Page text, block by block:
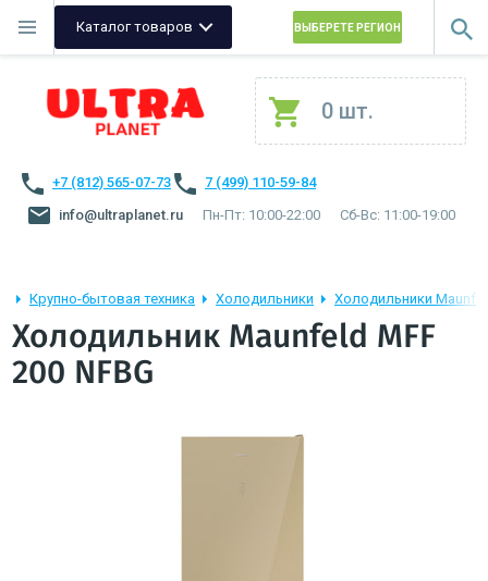
Каталог товаров ВЫБЕРЕТЕ РЕГИОН
0 шт.
+7 (812) 565-07-73
7 (499) 110-59-84
info@ultraplanet.ru
Пн-Пт: 10:00-22:00 Сб-Вс: 11:00-19:00
Крупно-бытовая техника Холодильники Холодильники
Холодильник Maunfeld MFF
200 NFBG